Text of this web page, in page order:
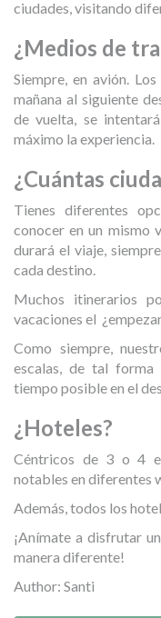
ciudades, visitando
¿Medios de
Siempre, en avión.
mañana al siguiente
de vuelta, se
máximo la experiencia.
¿Cuántas
Tienes diferentes
conocer en un mismo
durará el viaje,
cada destino.
Muchos itinerarios
vacaciones el
Como siempre,
escalas, de tal forma
tiempo posible en el
¿Hoteles?
Céntricos de 3 o 4
notables en diferentes
Además, todos los
¡Anímate a disfrutar un
manera diferente!
Author: Santi